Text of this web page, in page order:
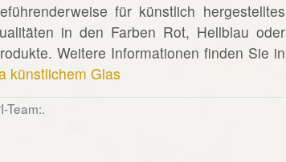
für künstlich hergestelltes
in den Farben Rot, Hellblau oder
Weitere Informationen finden Sie in
künstlichem Glas
Team:.